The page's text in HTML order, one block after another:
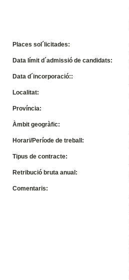
Places sol´licitades:
Data límit d´admissió de candidats:
Data d´incorporació::
Localitat:
Província:
Àmbit geogràfic:
Horari/Període de treball:
Tipus de contracte:
Retribució bruta anual:
Comentaris: